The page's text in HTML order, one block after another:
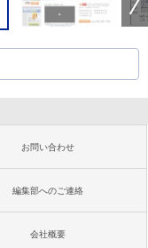
お問い合わせ
編集部へのご連絡
会社概要